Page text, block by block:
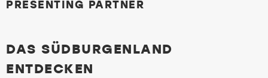
PRESENTING PARTNER
DAS SÜDBURGENLAND
ENTDECKEN